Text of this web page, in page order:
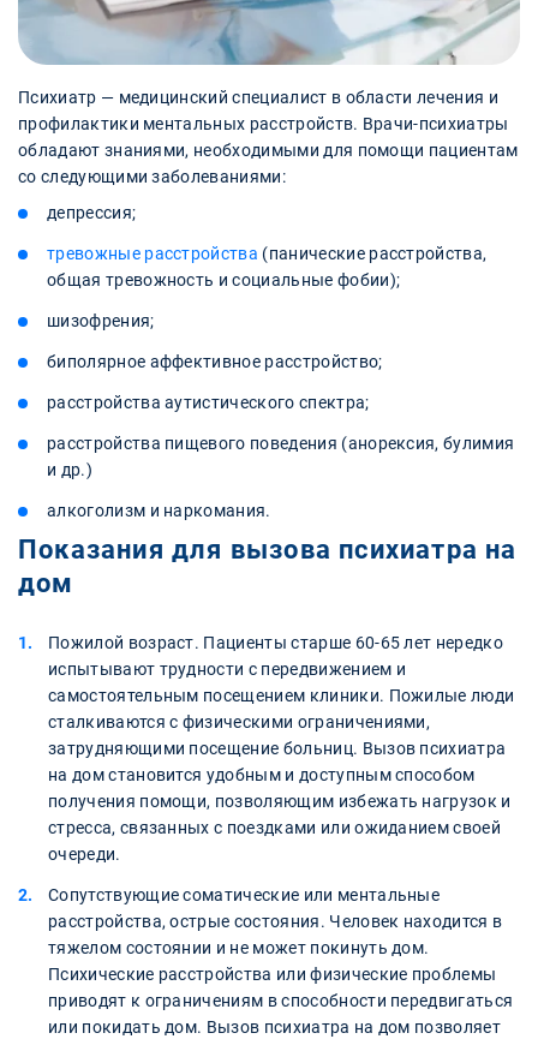
Психиатр — медицинский специалист в области лечения и
профилактики ментальных расстройств. Врачи-психиатры
обладают знаниями, необходимыми для помощи пациентам
со следующими заболеваниями:
депрессия;
тревожные расстройства (панические расстройства,
общая тревожность и социальные фобии);
шизофрения;
биполярное аффективное расстройство;
расстройства аутистического спектра;
расстройства пищевого поведения (анорексия, булимия
и др.)
алкоголизм и наркомания.
Показания для вызова психиатра на
дом
Пожилой возраст. Пациенты старше 60-65 лет нередко
испытывают трудности с передвижением и
самостоятельным посещением клиники. Пожилые люди
сталкиваются с физическими ограничениями,
затрудняющими посещение больниц. Вызов психиатра
на дом становится удобным и доступным способом
получения помощи, позволяющим избежать нагрузок и
стресса, связанных с поездками или ожиданием своей
очереди.
Сопутствующие соматические или ментальные
расстройства, острые состояния. Человек находится в
тяжелом состоянии и не может покинуть дом.
Психические расстройства или физические проблемы
приводят к ограничениям в способности передвигаться
или покидать дом. Вызов психиатра на дом позволяет